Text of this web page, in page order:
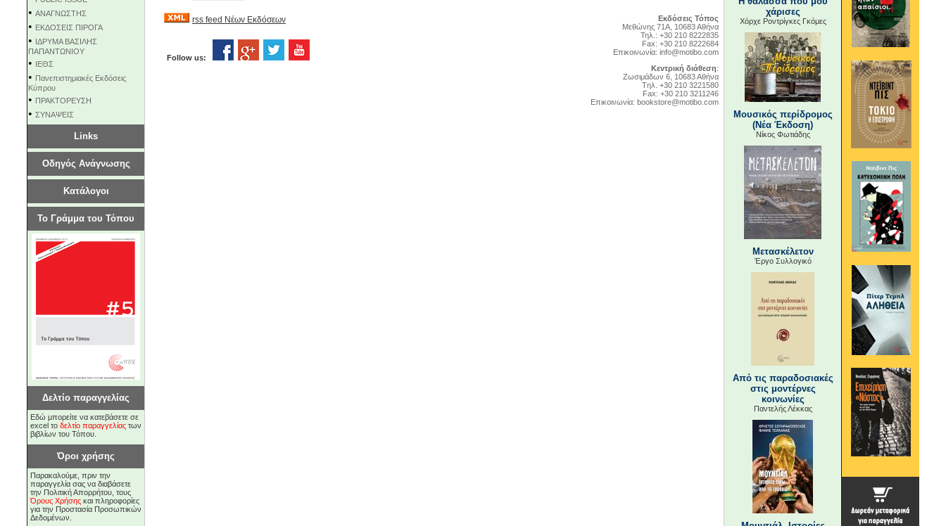
• ΑΝΑΓΝΩΣΤΗΣ
• ΕΚΔΟΣΕΙΣ ΠΙΡΟΓΑ
• ΙΔΡΥΜΑ ΒΑΣΙΛΗΣ
ΠΑΠΑΝΤΩΝΙΟΥ
• ΙΕΘΣ
• Πανεπιστημιακές Εκδόσεις
Κύπρου
• ΠΡΑΚΤΟΡΕΥΣΗ
• ΣΥΝΑΨΕΙΣ
Links
Οδηγός Ανάγνωσης
Κατάλογοι
Το Γράμμα του Τόπου
Δελτίο παραγγελίας
Εδώ μπορείτε να κατεβάσετε σε
excel το δελτίο παραγγελίας των
βιβλίων του Τόπου.
Όροι χρήσης
Παρακαλούμε, πριν την
παραγγελία σας να διαβάσετε
την Πολιτική Απορρήτου, τους
Όρους Χρήσης και πληροφορίες
για την Προστασία Προσωπικών
Δεδομένων.
rss feed Νέων Εκδόσεων
Follow us:
Εκδόσεις Τόπος
Μεθώνης 71Α, 10683 Αθήνα
Τηλ.: +30 210 8222835
Fax: +30 210 8222684
Επικοινωνία: info@motibo.com
Κεντρική διάθεση:
Zωσιμάδων 6, 10683 Αθήνα
Tηλ. +30 210 3221580
Fax: +30 210 3211246
Επικοινωνία: bookstore@motibo.com
χάρισες
Χόρχε Ροντρίγκες Γκόμες
Μουσικός περίδρομος
(Νέα Έκδοση)
Νίκος Φωτιάδης
Μετασκέλετον
Έργο Συλλογικό
Από τις παραδοσιακές
στις μοντέρνες
κοινωνίες
Παντελής Λέκκας